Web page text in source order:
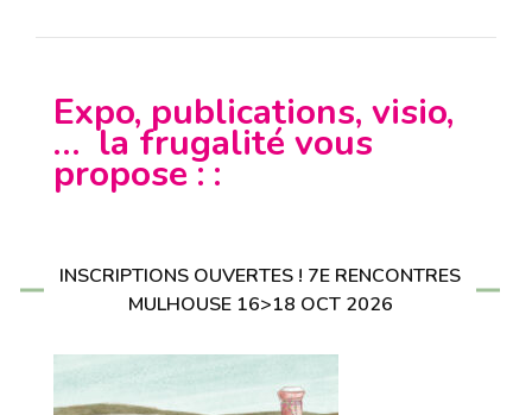
Expo, publications, visio,
… la frugalité vous
propose : :
INSCRIPTIONS OUVERTES ! 7E RENCONTRES
MULHOUSE 16>18 OCT 2026